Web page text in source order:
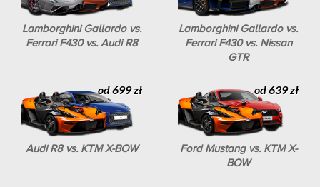
Lamborghini Gallardo vs.
Ferrari F430 vs. Audi R8
Lamborghini Gallardo vs.
Ferrari F430 vs. Nissan
GTR
Audi R8 vs. KTM X-BOW
od 699 zł
Ford Mustang vs. KTM X-
BOW
od 639 zł